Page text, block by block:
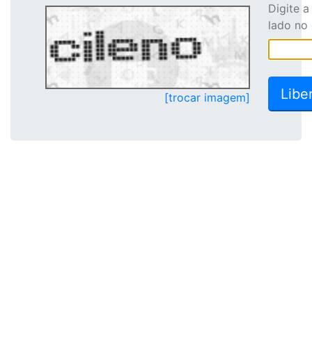
[trocar imagem]
Digite
lado no